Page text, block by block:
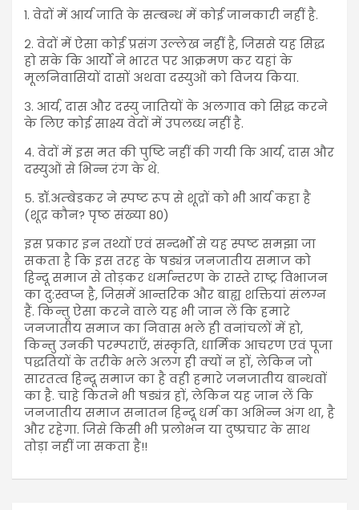
१. वेदों में आर्य जाति के सम्बन्ध में कोई जानकारी नहीं है.
२. वेदों में ऐसा कोई प्रसंग उल्लेख नहीं है, जिससे यह सिद्ध
हो सके कि आर्यों ने भारत पर आक्रमण कर यहां के
मूलनिवासियों दासों अथवा दस्युओं को विजय किया.
३. आर्य, दास और दस्यु जातियों के अलगाव को सिद्ध करने
के लिए कोई साक्ष्य वेदों में उपलब्ध नहीं है.
४. वेदों में इस मत की पुष्टि नहीं की गयी कि आर्य, दास और
दस्युओं से भिन्न रंग के थे.
५. डॉ.अम्बेडकर ने स्पष्ट रूप से शूद्रों को भी आर्य कहा है
(शूद्र कौन? पृष्ठ संख्या 80)
इस प्रकार इन तथ्यों एवं सन्दर्भों से यह स्पष्ट समझा जा
सकता है कि इस तरह के षड्यंत्र जनजातीय समाज को
हिन्दू समाज से तोड़कर धर्मान्तरण के रास्ते राष्ट्र विभाजन
का दु:स्वप्न है, जिसमें आन्तरिक और बाह्य शक्तियां संलग्न
हैं. किन्तु ऐसा करने वाले यह भी जान लें कि हमारे
जनजातीय समाज का निवास भले ही वनांचलों में हो,
किन्तु उनकी परम्पराएँ, संस्कृति, धार्मिक आचरण एवं पूजा
पद्धतियों के तरीके भले अलग ही क्यों न हों, लेकिन जो
सारतत्व हिन्दू समाज का है वही हमारे जनजातीय बान्धवों
का है. चाहे कितने भी षड्यंत्र हों, लेकिन यह जान लें कि
जनजातीय समाज सनातन हिन्दू धर्म का अभिन्न अंग था, है
और रहेगा. जिसे किसी भी प्रलोभन या दुष्प्रचार के साथ
तोड़ा नहीं जा सकता है!!